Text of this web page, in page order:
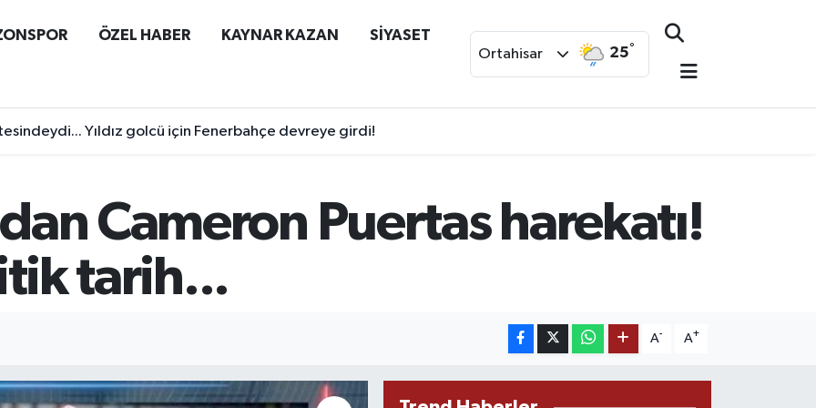
ÖZEL HABER KAYNAR KAZAN SİYASET
Ortahisar 25°
Yıldız golcü için Fenerbahçe devreye girdi!
Cameron Puertas harekatı!
tarih...
A- A+